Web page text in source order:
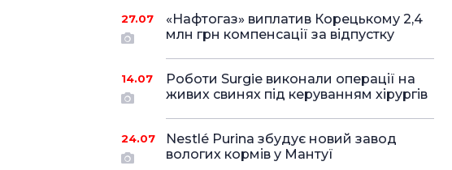
27.07
«Нафтогаз» виплатив Корецькому 2,4
млн грн компенсації за відпустку
14.07
Роботи Surgie виконали операції на
живих свинях під керуванням хірургів
24.07
Nestlé Purina збудує новий завод
вологих кормів у Мантуї